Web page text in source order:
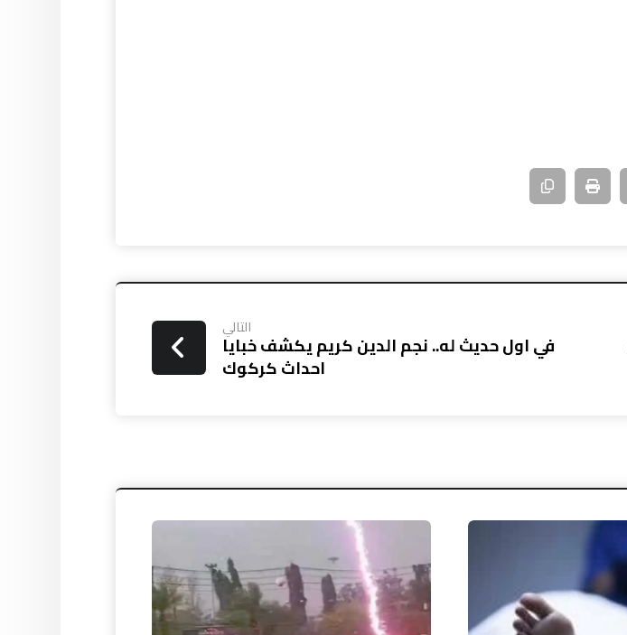
التالي
في اول حديث له.. نجم الدين كريم يكشف خبايا
احداث كركوك